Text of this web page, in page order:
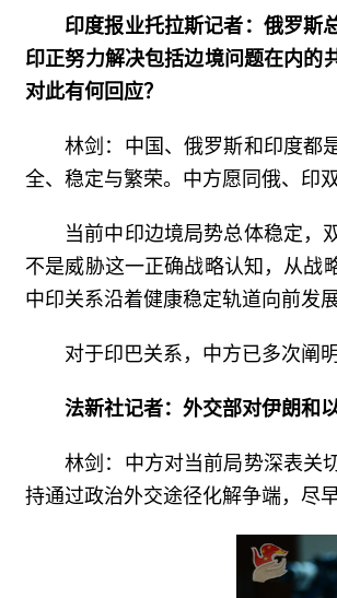
印度报业托拉斯记者：俄罗斯
印正努力解决包括边境问题在内的
对此有何回应？
林剑：中国、俄罗斯和印度都
全、稳定与繁荣。中方愿同俄、印
当前中印边境局势总体稳定，
不是威胁这一正确战略认知，从战
中印关系沿着健康稳定轨道向前发展
对于印巴关系，中方已多次阐
法新社记者：外交部对伊朗和
林剑：中方对当前局势深表关
持通过政治外交途径化解争端，尽